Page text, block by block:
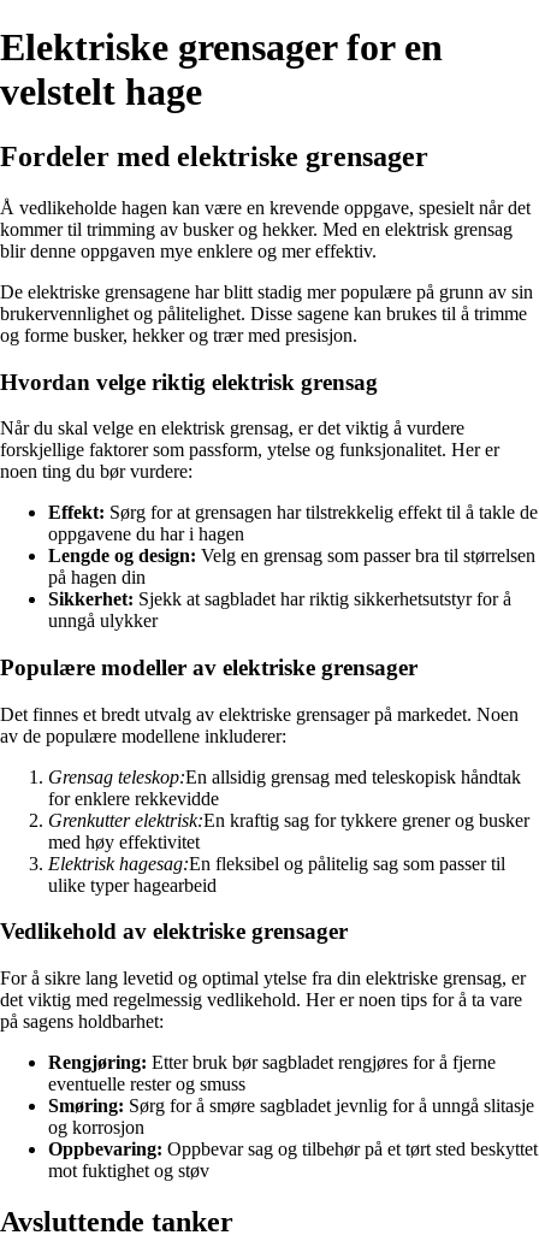
Elektriske grensager for en
velstelt hage
Fordeler med elektriske grensager
Å vedlikeholde hagen kan være en krevende oppgave, spesielt når det
kommer til trimming av busker og hekker. Med en elektrisk grensag
blir denne oppgaven mye enklere og mer effektiv.
De elektriske grensagene har blitt stadig mer populære på grunn av sin
brukervennlighet og pålitelighet. Disse sagene kan brukes til å trimme
og forme busker, hekker og trær med presisjon.
Hvordan velge riktig elektrisk grensag
Når du skal velge en elektrisk grensag, er det viktig å vurdere
forskjellige faktorer som passform, ytelse og funksjonalitet. Her er
noen ting du bør vurdere:
Effekt: Sørg for at grensagen har tilstrekkelig effekt til å takle de
oppgavene du har i hagen
Lengde og design: Velg en grensag som passer bra til størrelsen
på hagen din
Sikkerhet: Sjekk at sagbladet har riktig sikkerhetsutstyr for å
unngå ulykker
Populære modeller av elektriske grensager
Det finnes et bredt utvalg av elektriske grensager på markedet. Noen
av de populære modellene inkluderer:
Grensag teleskop:En allsidig grensag med teleskopisk håndtak
for enklere rekkevidde
Grenkutter elektrisk:En kraftig sag for tykkere grener og busker
med høy effektivitet
Elektrisk hagesag:En fleksibel og pålitelig sag som passer til
ulike typer hagearbeid
Vedlikehold av elektriske grensager
For å sikre lang levetid og optimal ytelse fra din elektriske grensag, er
det viktig med regelmessig vedlikehold. Her er noen tips for å ta vare
på sagens holdbarhet:
Rengjøring: Etter bruk bør sagbladet rengjøres for å fjerne
eventuelle rester og smuss
Smøring: Sørg for å smøre sagbladet jevnlig for å unngå slitasje
og korrosjon
Oppbevaring: Oppbevar sag og tilbehør på et tørt sted beskyttet
mot fuktighet og støv
Avsluttende tanker